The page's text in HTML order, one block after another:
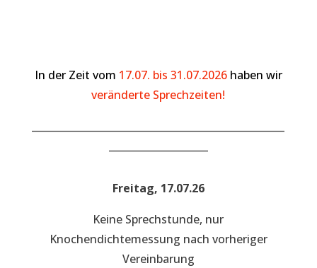
In der Zeit vom 17.07. bis 31.07.2026 haben wir
veränderte Sprechzeiten!
Freitag, 17.07.26
Keine Sprechstunde, nur
Knochendichtemessung nach vorheriger
Vereinbarung